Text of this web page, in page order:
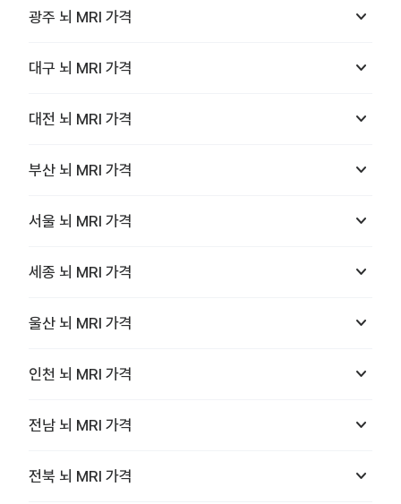
광주 뇌 MRI 가격 keyboard_arrow_down
대구 뇌 MRI 가격 keyboard_arrow_down
대전 뇌 MRI 가격 keyboard_arrow_down
부산 뇌 MRI 가격 keyboard_arrow_down
서울 뇌 MRI 가격 keyboard_arrow_down
세종 뇌 MRI 가격 keyboard_arrow_down
울산 뇌 MRI 가격 keyboard_arrow_down
인천 뇌 MRI 가격 keyboard_arrow_down
전남 뇌 MRI 가격 keyboard_arrow_down
전북 뇌 MRI 가격 keyboard_arrow_down